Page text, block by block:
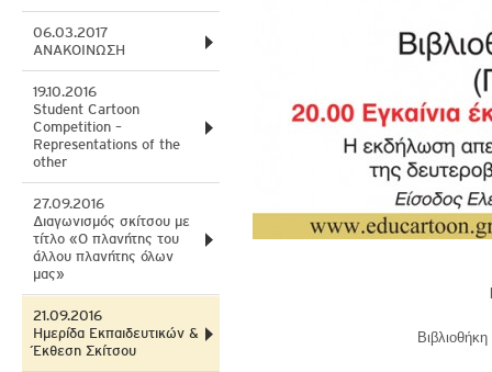
06.03.2017
ΑΝΑΚΟΙΝΩΣΗ
19.10.2016
Student Cartoon
Competition –
Representations of the
other
27.09.2016
Διαγωνισμός σκίτσου με
τίτλο «Ο πλανήτης του
άλλου πλανήτης όλων
μας»
21.09.2016
Ημερίδα Εκπαιδευτικών &
Έκθεση Σκίτσου